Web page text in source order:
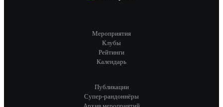
Мероприятия
Клубы
Рейтинги
Календарь
Публикации
Супер-рандоннёры